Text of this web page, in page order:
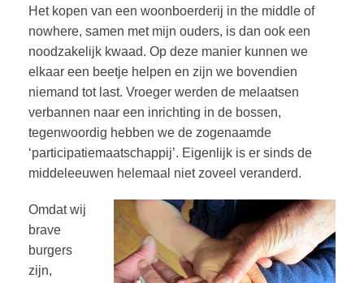
Het kopen van een woonboerderij in the middle of
nowhere, samen met mijn ouders, is dan ook een
noodzakelijk kwaad. Op deze manier kunnen we
elkaar een beetje helpen en zijn we bovendien
niemand tot last. Vroeger werden de melaatsen
verbannen naar een inrichting in de bossen,
tegenwoordig hebben we de zogenaamde
‘participatiemaatschappij’. Eigenlijk is er sinds de
middeleeuwen helemaal niet zoveel veranderd.
Omdat wij
brave
burgers
zijn,